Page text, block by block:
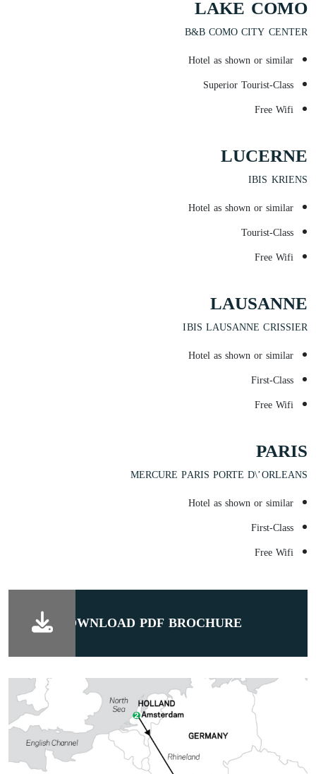
LAKE COMO
B&B COMO CITY CENTER
Hotel as shown or similar
Superior Tourist-Class
Free Wifi
LUCERNE
IBIS KRIENS
Hotel as shown or similar
Tourist-Class
Free Wifi
LAUSANNE
IBIS LAUSANNE CRISSIER
Hotel as shown or similar
First-Class
Free Wifi
PARIS
MERCURE PARIS PORTE D\’ORLEANS
Hotel as shown or similar
First-Class
Free Wifi
DOWNLOAD PDF BROCHURE